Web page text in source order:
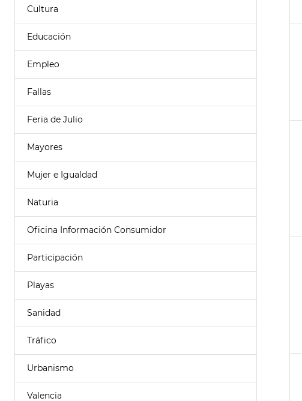
Cultura
Educación
Empleo
Fallas
Feria de Julio
Mayores
Mujer e Igualdad
Naturia
Oficina Información Consumidor
Participación
Playas
Sanidad
Tráfico
Urbanismo
Valencia